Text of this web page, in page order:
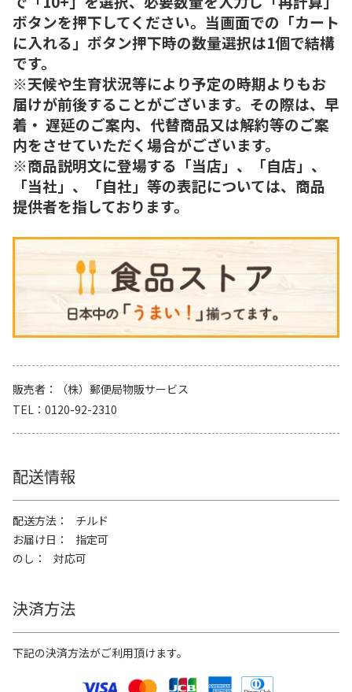
ボタンを押下してください。当画面での「カート
に入れる」ボタン押下時の数量選択は1個で結構
です。
※天候や生育状況等により予定の時期よりもお
届けが前後することがございます。その際は、早
着・ 遅延のご案内、代替商品又は解約等のご案
内をさせていただく場合がございます。
※商品説明文に登場する「当店」、「自店」、
「当社」、「自社」等の表記については、商品
提供者を指しております。
販売者
（株）郵便局物販サービス
TEL
0120-92-2310
配送情報
配送方法
チルド
お届け日
指定可
のし
対応可
決済方法
下記の決済方法がご利用頂けます。